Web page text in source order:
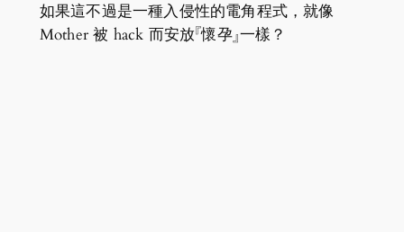
如果這不過是一種入侵性的電角程式，就像
Mother 被 hack 而安放『懷孕』一樣？